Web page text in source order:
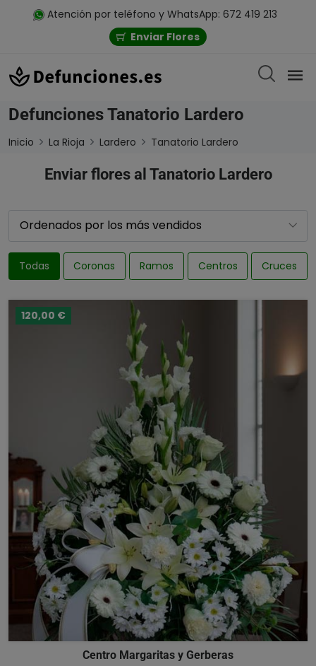
Atención por teléfono y WhatsApp: 672 419 213
Enviar Flores
Defunciones Tanatorio Lardero
Inicio La Rioja Lardero Tanatorio Lardero
Enviar flores al Tanatorio Lardero
Todas Coronas Ramos Centros Cruces
120,00 €
Centro Margaritas y Gerberas